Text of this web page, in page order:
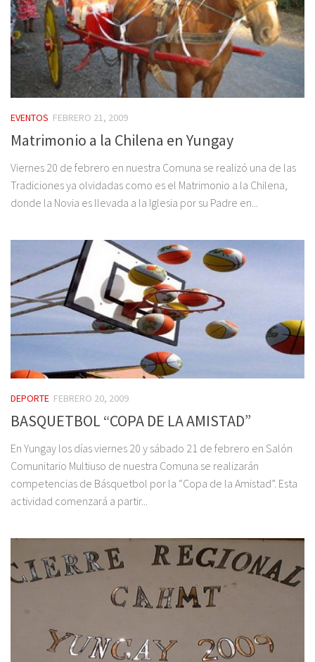
EVENTOS FEBRERO 21, 2009
Matrimonio a la Chilena en Yungay
Viernes 20 de febrero en nuestra Comuna se realizó una de las
Tradiciones ya olvidadas como es el Matrimonio a la Chilena,
donde la Novia es llevada a la Iglesia por su Padre en...
DEPORTE FEBRERO 20, 2009
BASQUETBOL “COPA DE LA AMISTAD”
En Yungay los días viernes 20 y sábado 21 de febrero en Salón
Comunitario Multiuso de nuestra Comuna se realizarán
competencias de Básquetbol por la “Copa de la Amistad”. Esta
actividad comenzará a partir...